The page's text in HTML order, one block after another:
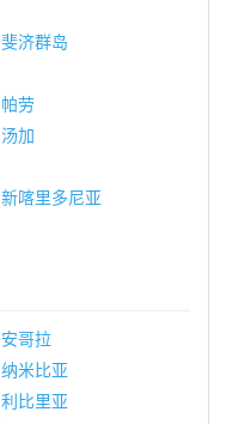
斐济群岛
帕劳
汤加
新喀里多尼亚
安哥拉
纳米比亚
利比里亚